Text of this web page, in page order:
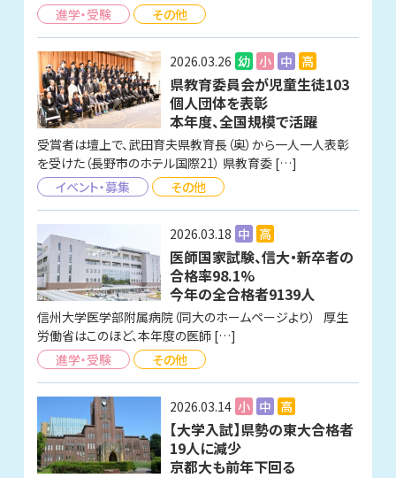
進学・受験
その他
2026.03.26 幼 小 中 高
県教育委員会が児童生徒103
個人団体を表彰
本年度、全国規模で活躍
受賞者は壇上で、武田育夫県教育長（奥）から一人一人表彰
を受けた（長野市のホテル国際21） 県教育委 […]
イベント・募集
その他
2026.03.18 中 高
医師国家試験、信大・新卒者の
合格率98.1%
今年の全合格者9139人
信州大学医学部附属病院（同大のホームページより） 厚生
労働省はこのほど、本年度の医師 […]
進学・受験
その他
2026.03.14 小 中 高
【大学入試】県勢の東大合格者
19人に減少
京都大も前年下回る